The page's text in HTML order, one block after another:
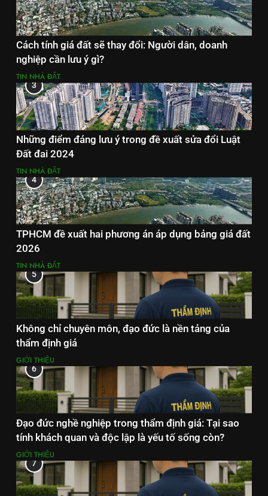
Cách tính giá đất sẽ thay đổi: Người dân, doanh
nghiệp cần lưu ý gì?
TIN NHÀ ĐẤT
3
Những điểm đáng lưu ý trong đề xuất sửa đổi Luật
Đất đai 2024
TIN NHÀ ĐẤT
4
TPHCM đề xuất hai phương án áp dụng bảng giá đất
2026
TIN NHÀ ĐẤT
5
Không chỉ chuyên môn, đạo đức là nền tảng của
thẩm định giá
GIỚI THIỆU
6
Đạo đức nghề nghiệp trong thẩm định giá: Tại sao
tính khách quan và độc lập là yếu tố sống còn?
GIỚI THIỆU
7